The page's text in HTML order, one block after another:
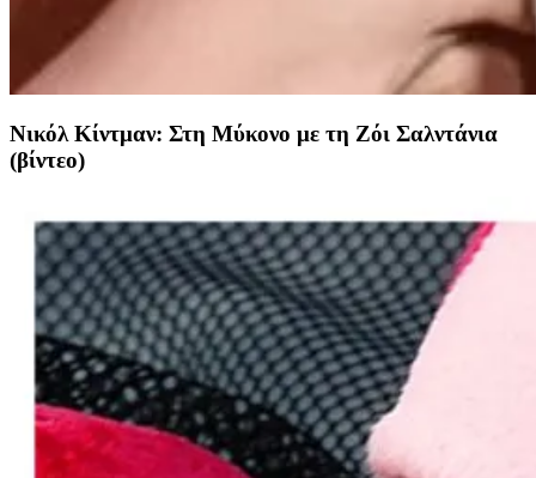
Νικόλ Κίντμαν: Στη Μύκονο με τη Ζόι Σαλντάνια
(βίντεο)